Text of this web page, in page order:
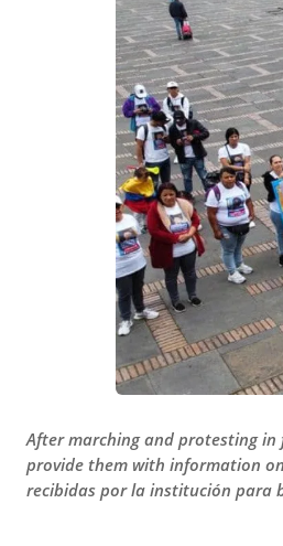
After marching and protesting
provide them with information
recibidas por la institución para